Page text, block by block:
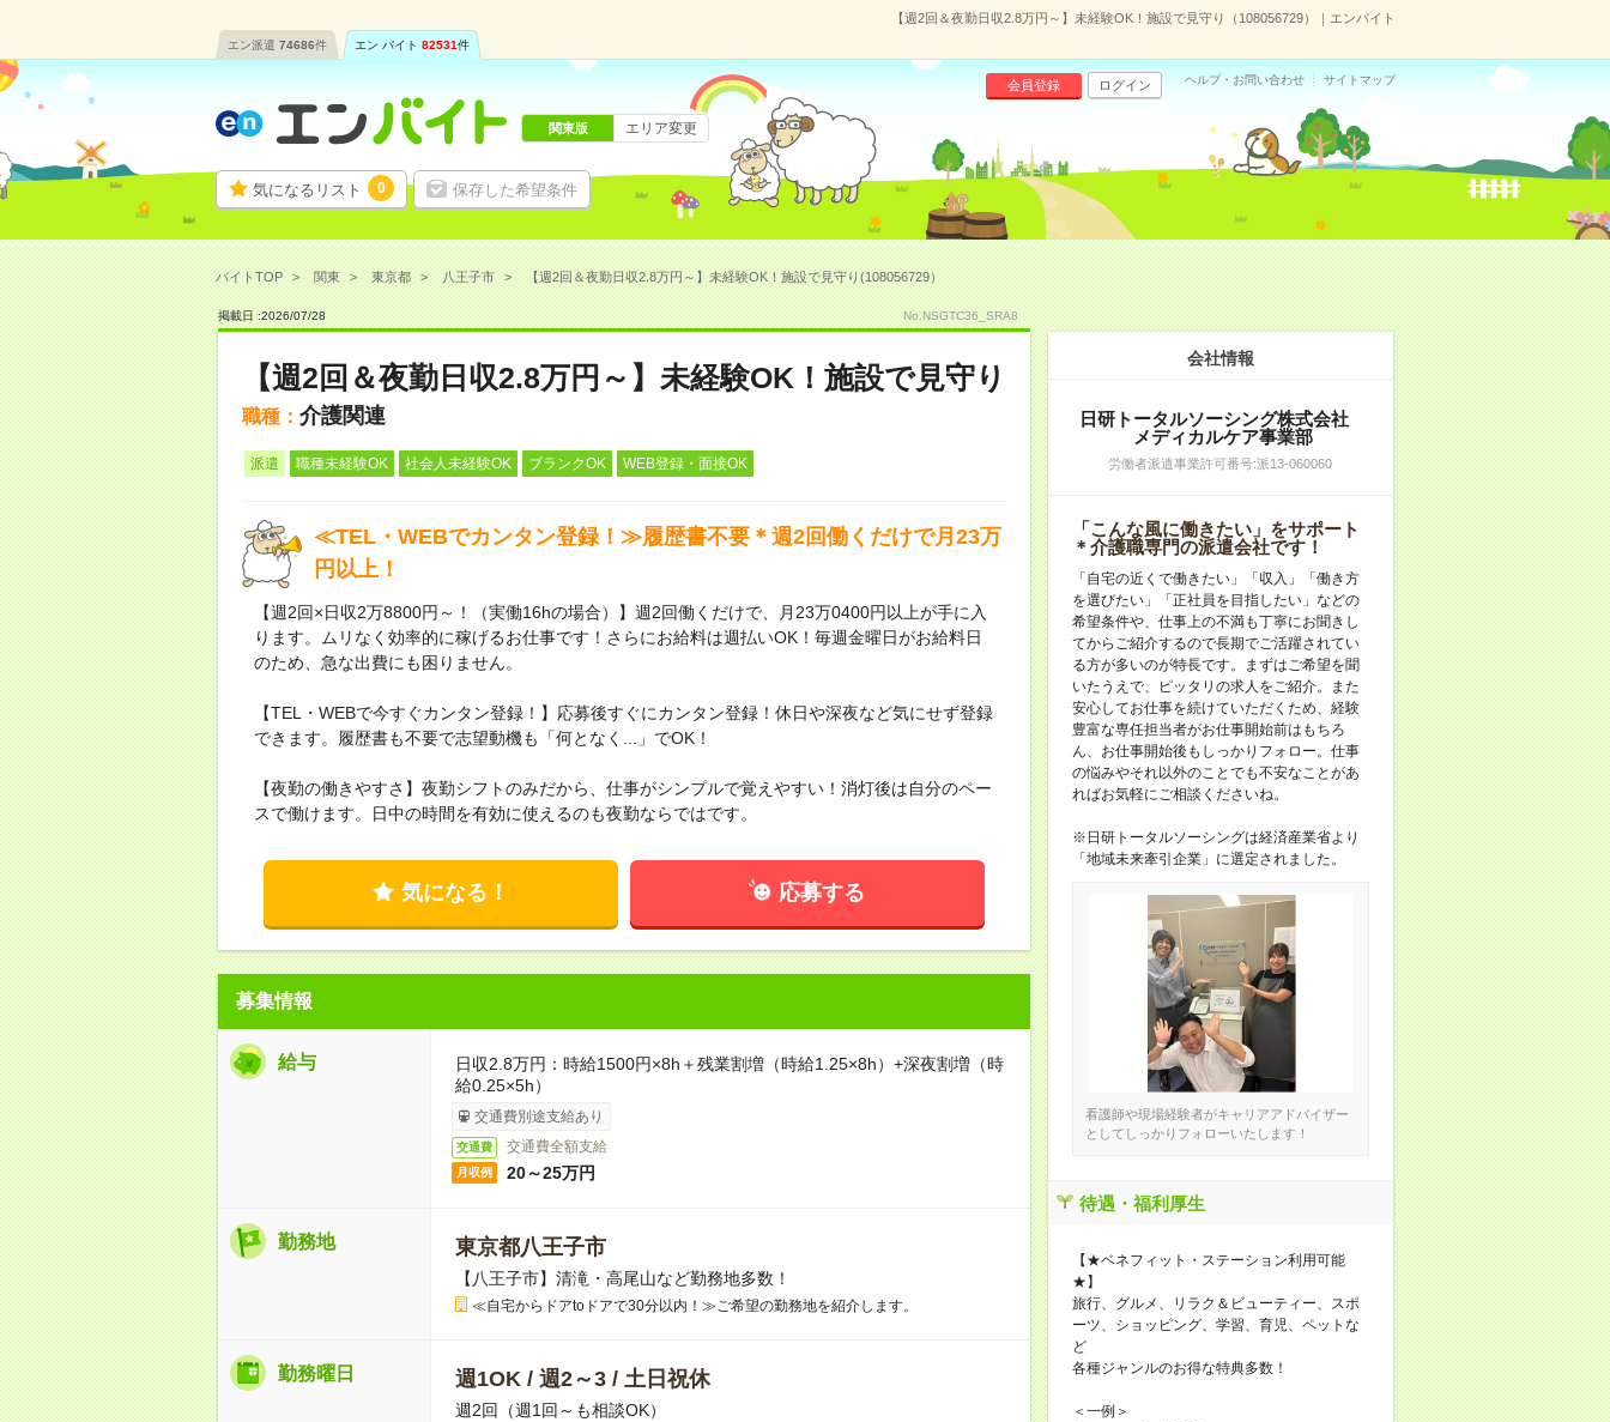
【週2回＆夜勤日収2.8万円～】未経験OK！施設で見守り（108056729）｜エンバイト
エン派遣 74686件 エン バイト 82531件
気になるリスト 0 保存した希望条件
会員登録 ログイン ヘルプ・お問い合わせ サイトマップ
関東版 エリア変更
バイトTOP 関東 東京都 八王子市 【週2回＆夜勤日収2.8万円～】未経験OK！施設で見守り(108056729）
掲載日 :2026/07/28 No.NSGTC36_SRA8
【週2回＆夜勤日収2.8万円～】未経験OK！施設で見守り
職種： 介護関連
派遣 職種未経験OK 社会人未経験OK ブランクOK WEB登録・面接OK
≪TEL・WEBでカンタン登録！≫履歴書不要＊週2回働くだけで月23万
円以上！
【週2回×日収2万8800円～！（実働16hの場合）】週2回働くだけで、月23万0400円以上が手に入
ります。ムリなく効率的に稼げるお仕事です！さらにお給料は週払いOK！毎週金曜日がお給料日
のため、急な出費にも困りません。
【TEL・WEBで今すぐカンタン登録！】応募後すぐにカンタン登録！休日や深夜など気にせず登録
できます。履歴書も不要で志望動機も「何となく...」でOK！
【夜勤の働きやすさ】夜勤シフトのみだから、仕事がシンプルで覚えやすい！消灯後は自分のペー
スで働けます。日中の時間を有効に使えるのも夜勤ならではです。
気になる！ 応募する
募集情報
給与
日収2.8万円：時給1500円×8h＋残業割増（時給1.25×8h）+深夜割増（時
給0.25×5h）
交通費別途支給あり
交通費 交通費全額支給
月収例 20～25万円
勤務地 東京都八王子市
【八王子市】清滝・高尾山など勤務地多数！
≪自宅からドアtoドアで30分以内！≫ご希望の勤務地を紹介します。
勤務曜日 週1OK / 週2～3 / 土日祝休
週2回（週1回～も相談OK）
会社情報
日研トータルソーシング株式会社
メディカルケア事業部
労働者派遣事業許可番号:派13-060060
「こんな風に働きたい」をサポート
＊介護職専門の派遣会社です！
「自宅の近くで働きたい」「収入」「働き方
を選びたい」「正社員を目指したい」などの
希望条件や、仕事上の不満も丁寧にお聞きし
てからご紹介するので長期でご活躍されてい
る方が多いのが特長です。まずはご希望を聞
いたうえで、ピッタリの求人をご紹介。また
安心してお仕事を続けていただくため、経験
豊富な専任担当者がお仕事開始前はもちろ
ん、お仕事開始後もしっかりフォロー。仕事
の悩みやそれ以外のことでも不安なことがあ
ればお気軽にご相談くださいね。
※日研トータルソーシングは経済産業省より
「地域未来牽引企業」に選定されました。
看護師や現場経験者がキャリアアドバイザー
としてしっかりフォローいたします！
待遇・福利厚生
【★ベネフィット・ステーション利用可能
★】
旅行、グルメ、リラク＆ビューティー、スポ
ーツ、ショッピング、学習、育児、ペットな
ど
各種ジャンルのお得な特典多数！
＜一例＞